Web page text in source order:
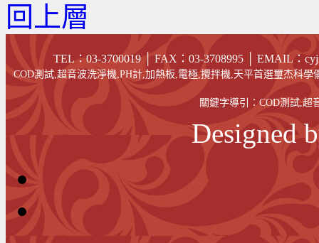
回上層
TEL：03-3700019 │ FAX ：03-3708995 EMAIL：
COD測試,超音波洗淨機,PH計,加熱板,電極,攪拌機,天平首選璽杰科
關鍵字導引：COD測試,超
Designed